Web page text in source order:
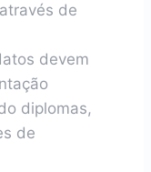
de
devem
diplomas,
de